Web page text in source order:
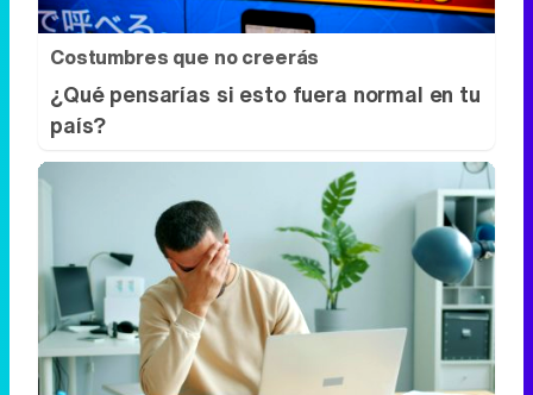
Costumbres que no creerás
¿Qué pensarías si esto fuera normal en tu
país?